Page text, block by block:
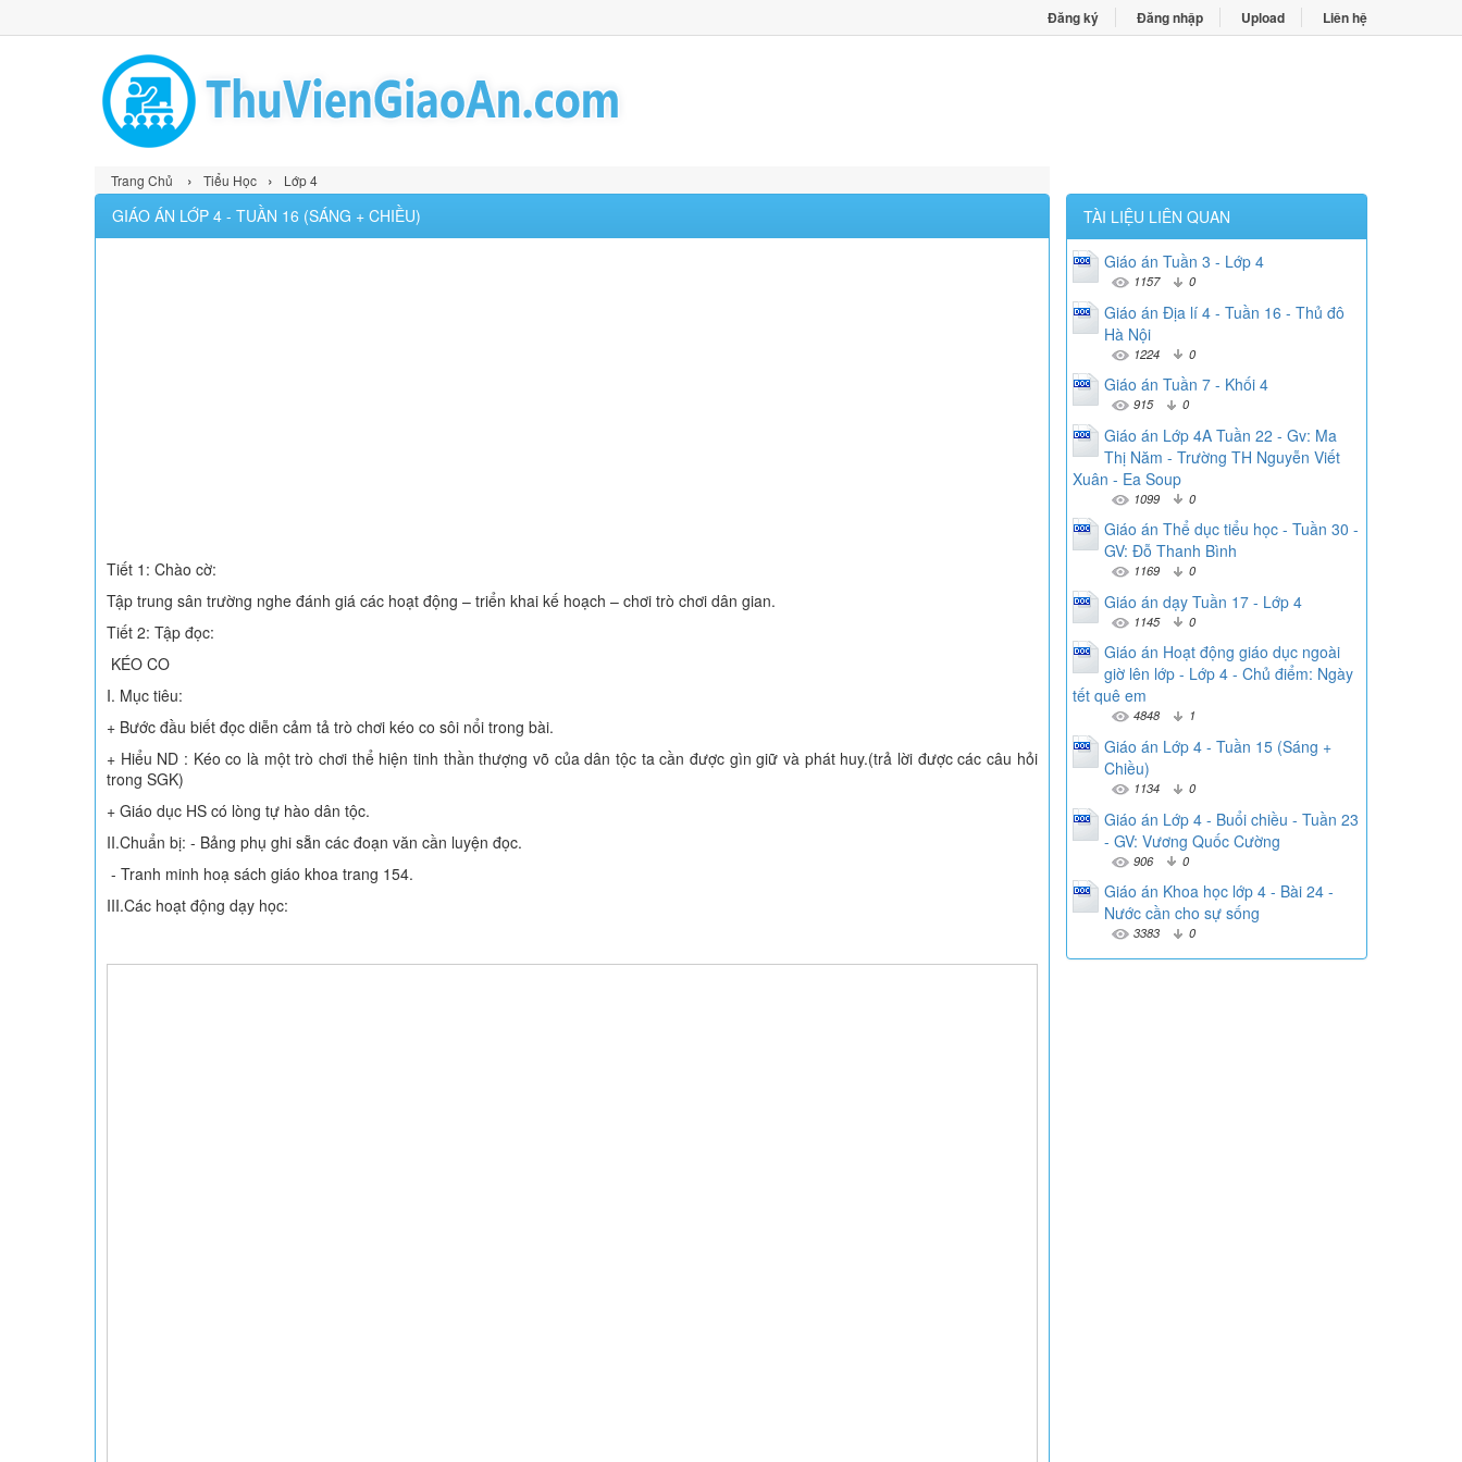
Đăng ký Đăng nhập Upload Liên hệ
Trang Chủ › Tiểu Học › Lớp 4
GIÁO ÁN LỚP 4 - TUẦN 16 (SÁNG + CHIỀU)
Tiết 1: Chào cờ:
Tập trung sân trường nghe đánh giá các hoạt động – triển khai kế hoạch – chơi trò chơi dân gian.
Tiết 2: Tập đọc:
KÉO CO
I. Mục tiêu:
+ Bước đầu biết đọc diễn cảm tả trò chơi kéo co sôi nổi trong bài.
+ Hiểu ND : Kéo co là một trò chơi thể hiện tinh thần thượng võ của dân tộc ta cần được gìn giữ và phát huy.(trả lời được các câu hỏi
trong SGK)
+ Giáo dục HS có lòng tự hào dân tộc.
II.Chuẩn bị: - Bảng phụ ghi sẵn các đoạn văn cần luyện đọc.
- Tranh minh hoạ sách giáo khoa trang 154.
III.Các hoạt động dạy học:
TÀI LIỆU LIÊN QUAN
Giáo án Tuần 3 - Lớp 4
1157 0
Giáo án Địa lí 4 - Tuần 16 - Thủ đô
Hà Nội
1224 0
Giáo án Tuần 7 - Khối 4
915 0
Giáo án Lớp 4A Tuần 22 - Gv: Ma
Thị Năm - Trường TH Nguyễn Viết
Xuân - Ea Soup
1099 0
Giáo án Thể dục tiểu học - Tuần 30 -
GV: Đỗ Thanh Bình
1169 0
Giáo án dạy Tuần 17 - Lớp 4
1145 0
Giáo án Hoạt động giáo dục ngoài
giờ lên lớp - Lớp 4 - Chủ điểm: Ngày
tết quê em
4848 1
Giáo án Lớp 4 - Tuần 15 (Sáng +
Chiều)
1134 0
Giáo án Lớp 4 - Buổi chiều - Tuần 23
- GV: Vương Quốc Cường
906 0
Giáo án Khoa học lớp 4 - Bài 24 -
Nước cần cho sự sống
3383 0